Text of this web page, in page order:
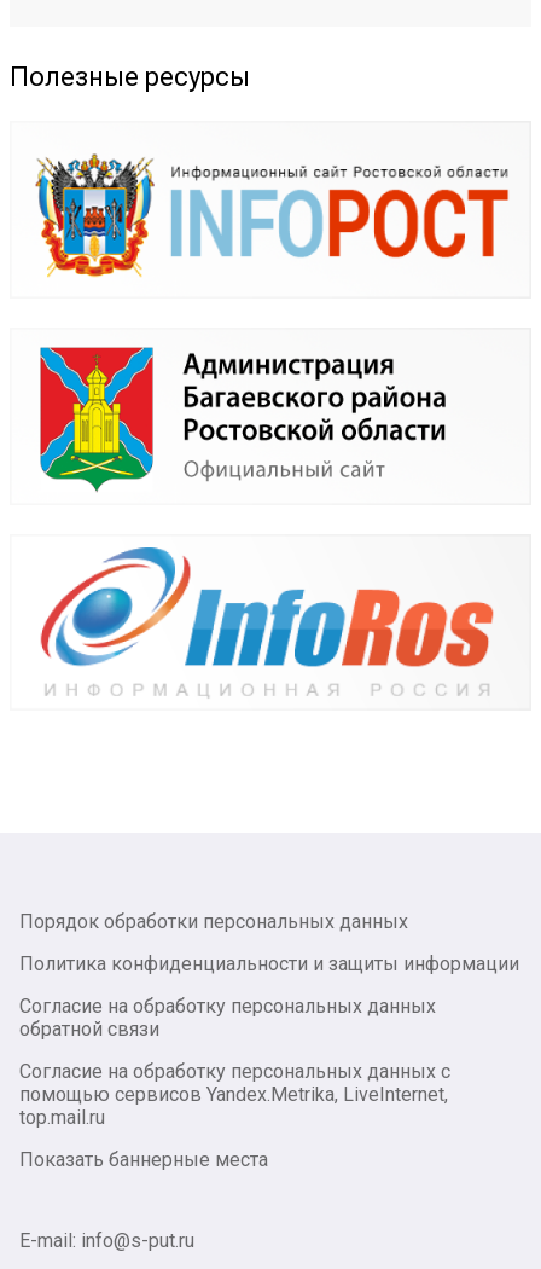
Полезные ресурсы
Порядок обработки персональных данных
Политика конфиденциальности и защиты информации
Согласие на обработку персональных данных
обратной связи
Согласие на обработку персональных данных с
помощью сервисов Yandex.Metrika, LiveInternet,
top.mail.ru
Показать баннерные места
E-mail: info@s-put.ru